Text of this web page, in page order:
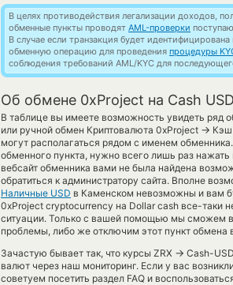
В целях противодействия легализации доходов,
обменные пункты проводят AML-проверки
В случае если транзакция будет
обменную операцию для проведения процедуры
соблюдения требований AML/KYC для
Об обмене 0xProject на Cash
В таблице вы имеете возможность увидеть ряд
или ручной обмен Криптовалюта 0xProject → Кэш
могут располагаться рядом с именем
обменного пункта, нужно всего лишь раз
вебсайт обменника вами не была найдена
обратиться к администратору сайта. Вполне
Наличные USD в Каменском невозможны и вам
0xProject cryptocurrency на Dollar cash все-таки
ситуации. Только с вашей помощью мы сможем
проблемы, либо же отключим этот пункт обмена
Зачастую бывает так, что курсы ZRX → Cash-
валют через наш мониторинг. Если у вас
советуем посетить раздел FAQ и